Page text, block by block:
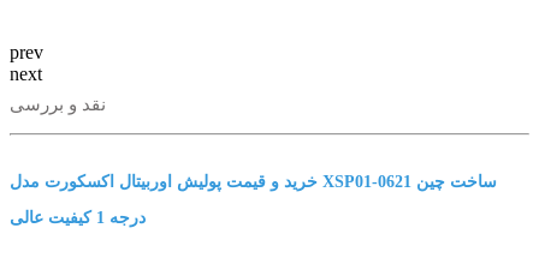
prev
next
نقد و بررسی
خرید و قیمت پولیش اوربیتال اکسکورت مدل XSP01-0621 ساخت چین
درجه 1 کیفیت عالی